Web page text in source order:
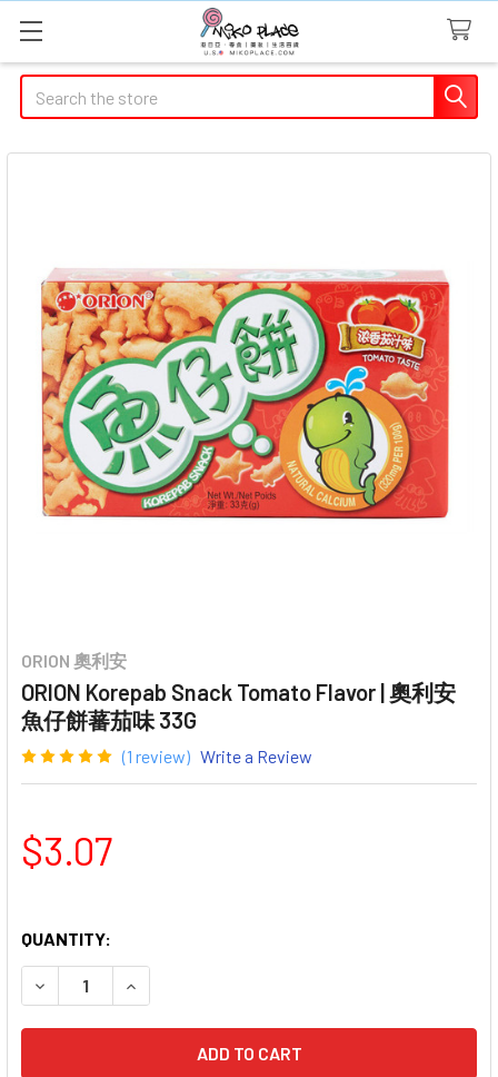
Search
ORION 奧利安
ORION Korepab Snack Tomato Flavor | 奧利安
魚仔餅蕃茄味 33G
(1 review) Write a Review
$3.07
QUANTITY:
DECREASE QUANTITY OF ORION KOREPAB SNACK
INCREASE QUANTITY OF ORION KOREPAB